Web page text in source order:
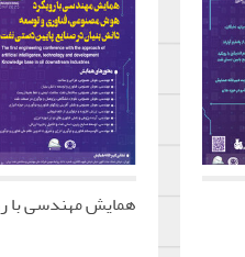
همایش مهندسی